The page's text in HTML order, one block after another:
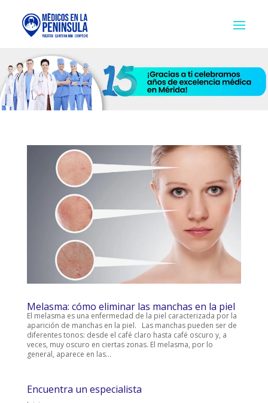
Melasma: cómo eliminar las manchas en la piel
El melasma es una enfermedad de la piel caracterizada por la
aparición de manchas en la piel. Las manchas pueden ser de
diferentes tonos: desde el café claro hasta café oscuro y, a
veces, muy oscuro en ciertas zonas. El melasma, por lo
general, aparece en las...
Encuentra un especialista